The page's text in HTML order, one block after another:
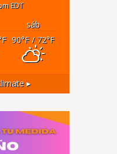
EDT
sáb
90°F/ 72°F
▸